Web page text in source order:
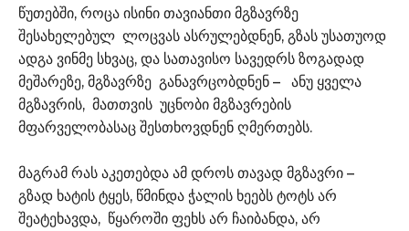
წუთებში, როცა ისინი თავიანთი მგზავრზე
შესახელებულ ლოცვას ასრულებდნენ, გზას უსათუოდ
ადგა ვინმე სხვაც, და სათავისო სავედრს ზოგადად
მეშარეზე, მგზავრზე განავრცობდნენ – ანუ ყველა
მგზავრის, მათთვის უცნობი მგზავრების
მფარველობასაც შესთხოვდნენ ღმერთებს.
მაგრამ რას აკეთებდა ამ დროს თავად მგზავრი –
გზად ხატის ტყეს, წმინდა ჭალის ხეებს ტოტს არ
შეატეხავდა, წყაროში ფეხს არ ჩაიბანდა, არ